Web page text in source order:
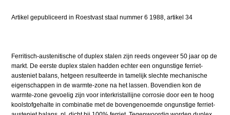
Artikel gepubliceerd in Roestvast staal nummer 6 1988, artikel 34
Ferritisch-austenitische of duplex stalen zijn reeds ongeveer 50 jaar op de
markt. De eerste duplex stalen hadden echter een ongunstige ferriet-
austeniet balans, hetgeen resulteerde in tamelijk slechte mechanische
eigenschappen in de warmte-zone na het lassen. Bovendien kon de
warmte-zone gevoelig zijn voor interkristallijne corrosie door een te hoog
koolstofgehalte in combinatie met de bovengenoemde ongunstige ferriet-